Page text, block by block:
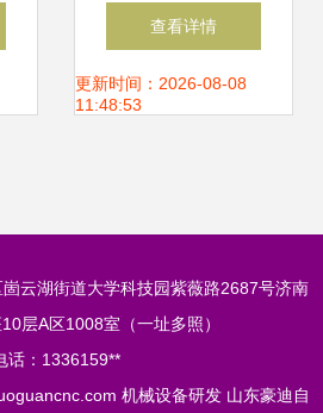
新，培育数控机床
领域更多“单打冠
查看详情
更新时间：2026-08-08
11:48:53
云湖街道大学科技园紫薇路2687号济南
层A区1008室（一址多照）
话：1336159**
机械设备研发 山东豪迪自